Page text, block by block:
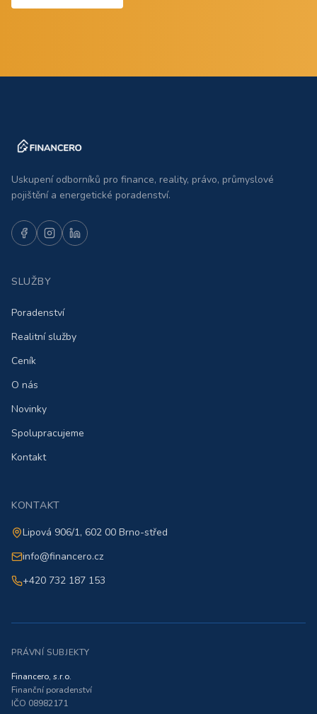
Uskupení odborníků pro finance, reality, právo, průmyslové
pojištění a energetické poradenství.
SLUŽBY
Poradenství
Realitní služby
Ceník
O nás
Novinky
Spolupracujeme
Kontakt
KONTAKT
Lipová 906/1, 602 00 Brno-střed
info@financero.cz
+420 732 187 153
PRÁVNÍ SUBJEKTY
Financero, s.r.o.
Finanční poradenství
IČO 08982171